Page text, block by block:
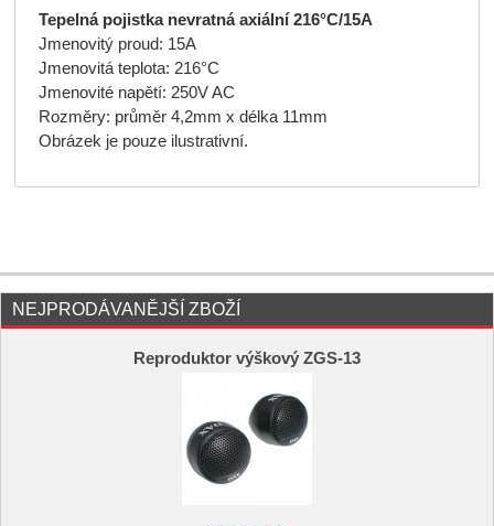
Tepelná pojistka nevratná axiální 216°C/15A
Jmenovitý proud: 15A
Jmenovitá teplota: 216°C
Jmenovité napětí: 250V AC
Rozměry: průměr 4,2mm x délka 11mm
Obrázek je pouze ilustrativní.
NEJPRODÁVANĚJŠÍ ZBOŽÍ
Reproduktor výškový ZGS-13